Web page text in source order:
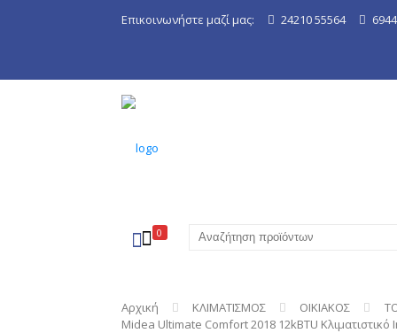
Επικοινωνήστε μαζί μας: 24210 55564
0
Αρχική ΚΛΙΜΑΤΙΣΜΟΣ ΟΙΚΙΑΚΟΣ
Midea Ultimate Comfort 2018 12kBTU Κλιματιστικό